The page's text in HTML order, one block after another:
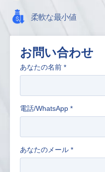
柔軟な最小値
お問い合わせ
あなたの名前 *
電話/WhatsApp *
あなたのメール *